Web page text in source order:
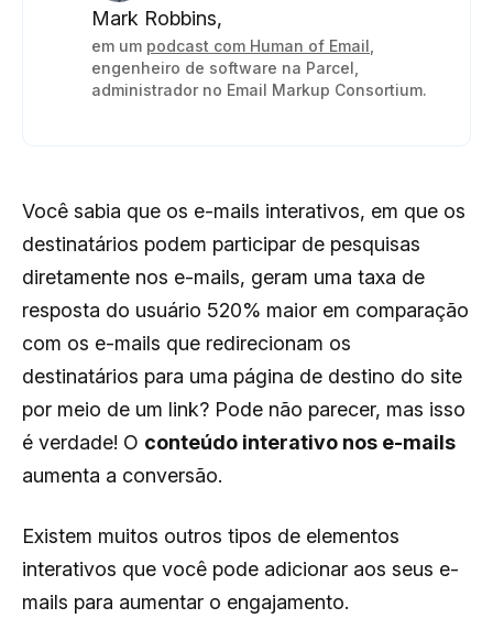
Mark Robbins,
em um podcast com Human of Email
engenheiro de software na Parcel,
administrador no Email Markup Consortium.
Você sabia que os e-mails interativos, em que os
destinatários podem participar de pesquisas
diretamente nos e-mails, geram uma taxa de
resposta do usuário 520% maior em comparação
com os e-mails que redirecionam os
destinatários para uma página de destino do site
por meio de um link? Pode não parecer, mas isso
é verdade! O conteúdo interativo nos e-mails
aumenta a conversão.
Existem muitos outros tipos de elementos
interativos que você pode adicionar aos seus e-
mails para aumentar o engajamento.